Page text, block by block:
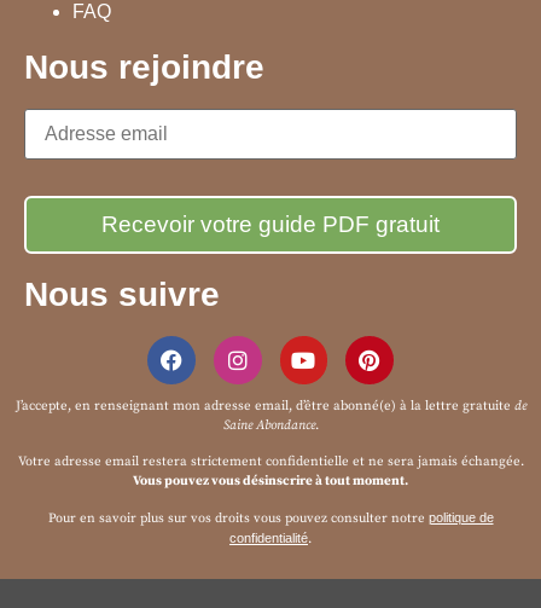
FAQ
Nous rejoindre
Nous suivre
J’accepte, en renseignant mon adresse email, d’être abonné(e) à la lettre gratuite de
Saine Abondance.
Votre adresse email restera strictement confidentielle et ne sera jamais échangée.
Vous pouvez vous désinscrire à tout moment.
Pour en savoir plus sur vos droits vous pouvez consulter notre politique de
confidentialité.